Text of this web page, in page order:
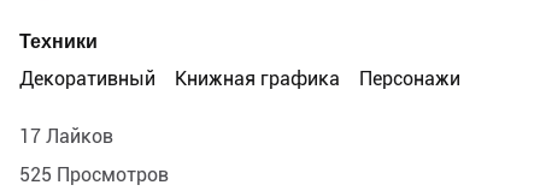
Техники
Декоративный
Книжная графика Персонажи
17 Лайков
525 Просмотров